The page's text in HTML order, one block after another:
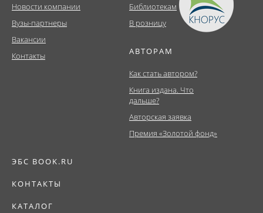
Новости компании
Вузы-партнеры
Вакансии
Контакты
Библиотекам
В розницу
АВТОРАМ
Как стать автором?
Книга издана. Что
дальше?
Авторская заявка
Премия «Золотой фонд»
ЭБС BOOK.RU
КОНТАКТЫ
КАТАЛОГ